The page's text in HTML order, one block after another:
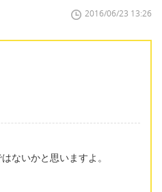
2016/06/23 13:26
ないかと思いますよ。